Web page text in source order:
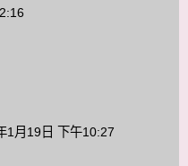
1月19日 下午10:27